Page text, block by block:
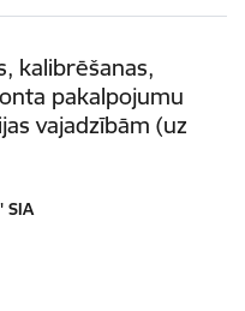
kalibrēšanas,
pakalpojumu
vajadzībām (uz
SIA